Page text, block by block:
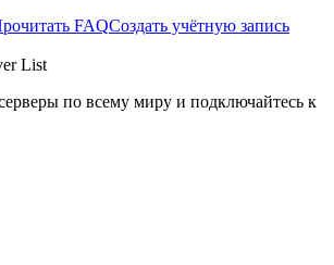
FAQСоздать учётную запись
List
по всему миру и подключайтесь к